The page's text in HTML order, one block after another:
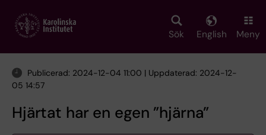
main
Sök English Meny
Publicerad: 2024-12-04 11:00 | Uppdaterad: 2024-12-
05 14:57
Hjärtat har en egen ”hjärna”